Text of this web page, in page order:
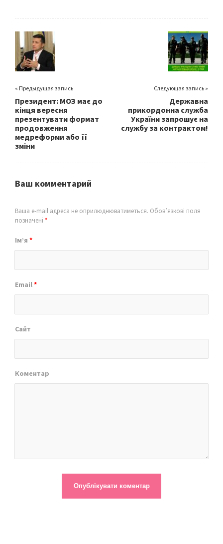
o
o
k
« Предыдущая запись
Президент: МОЗ має до
кінця вересня
презентувати формат
продовження
медреформи або її
зміни
Следующая запись »
Державна
прикордонна служба
України запрошує на
службу за контрактом!
Ваш комментарий
Ваша e-mail адреса не оприлюднюватиметься. Обов’язкові поля
позначені *
Ім’я *
Email*
Сайт
Коментар